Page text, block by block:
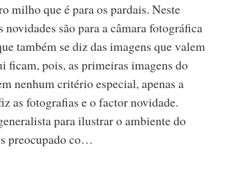
milho que é para os pardais. Neste
novidades são para a câmara fotográfica
também se diz das imagens que valem
ficam, pois, as primeiras imagens do
nenhum critério especial, apenas a
as fotografias e o factor novidade.
para ilustrar o ambiente do
preocupado co…